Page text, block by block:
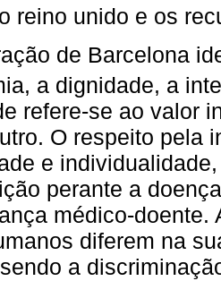
reino unido e os
de Barcelona
a dignidade, a
refere-se ao valor
O respeito pela
e
perante a
médico-
diferem na
a